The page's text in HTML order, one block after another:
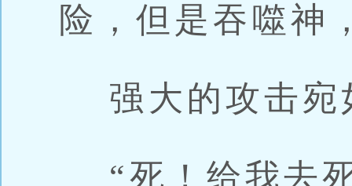
险，但是吞噬神
强大的攻击宛
“死！给我去